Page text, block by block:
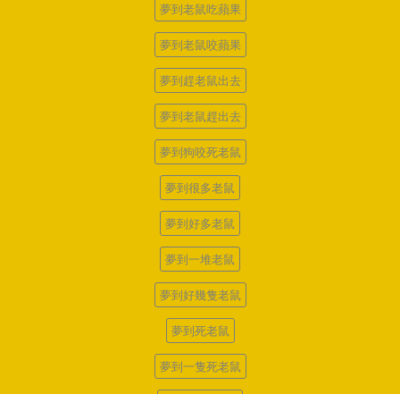
夢到老鼠吃蘋果
夢到老鼠咬蘋果
夢到趕老鼠出去
夢到老鼠趕出去
夢到狗咬死老鼠
夢到很多老鼠
夢到好多老鼠
夢到一堆老鼠
夢到好幾隻老鼠
夢到死老鼠
夢到一隻死老鼠